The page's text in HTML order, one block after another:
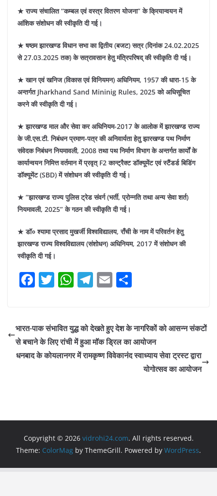
★ राज्य संचालित “कम्बल एवं वस्त्र वितरण योजना” के क्रियान्वयन में
आंशिक संशोधन की स्वीकृति दी गई।
★ षष्ठम झारखण्ड विधान सभा का द्वितीय (बजट) सत्र (दिनांक 24.02.2025
से 27.03.2025 तक) के सत्रावसान हेतु मंत्रिपरिषद् की स्वीकृति दी गई।
★ खान एवं खनिज (विकास एवं विनियमन) अधिनियम, 1957 की धारा-15 के
अन्तर्गत Jharkhand Sand Mininig Rules, 2025 को अधिसूचित
करने की स्वीकृति दी गई।
★ झारखण्ड माल और सेवा कर अधिनियम-2017 के आलोक में झारखण्ड राज्य
के जी.एस.टी. निबंधन प्रमाण-पत्र की अनिवार्यता हेतु झारखण्ड पथ निर्माण
संवेदक निबंधन नियमावली, 2008 तथा पथ निर्माण विभाग के अन्तर्गत कार्यों के
कार्यान्वयन निमित्त वर्तमान में प्रवृत् F2 कान्ट्रैक्ट डॉक्यूमेंट एवं स्टैंडर्ड बिडिंग
डॉक्यूमेंट (SBD) में संशोधन की स्वीकृति दी गई।
★ “झारखण्ड राज्य पुलिस ट्रेड संवर्ग (भर्ती, प्रोन्नति तथा अन्य सेवा शर्त)
नियमावली, 2025” के गठन की स्वीकृति दी गई।
★ डॉ० श्यामा प्रसाद मुखर्जी विश्वविद्यालय, राँची के नाम में परिवर्तन हेतु
झारखण्ड राज्य विश्वविद्यालय (संशोधन) अधिनियम, 2017 में संशोधन की
स्वीकृति दी गई।
F
e
b
o
T
er
W
s
A
p
T
gr
a
m
E
l e
भारत-पाक संभावित युद्ध को देखते हुए देश के नागरिकों को आसन्न संकटों
से बचाने के लिए रांची में हुआ मॉक ड्रिल का आयोजन
धनबाद के कोयलानगर में रामकृष्ण विवेकानंद स्वाध्याय सेवा ट्रस्ट द्वारा
योगोत्सव का आयोजन
Copyright © 2026 vidrohi24.com. All rights reserved.
Theme: ColorMag by ThemeGrill. Powered by WordPress.